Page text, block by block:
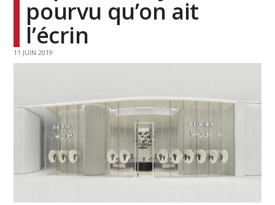
pourvu qu’on ait
l’écrin
11 JUIN 2019